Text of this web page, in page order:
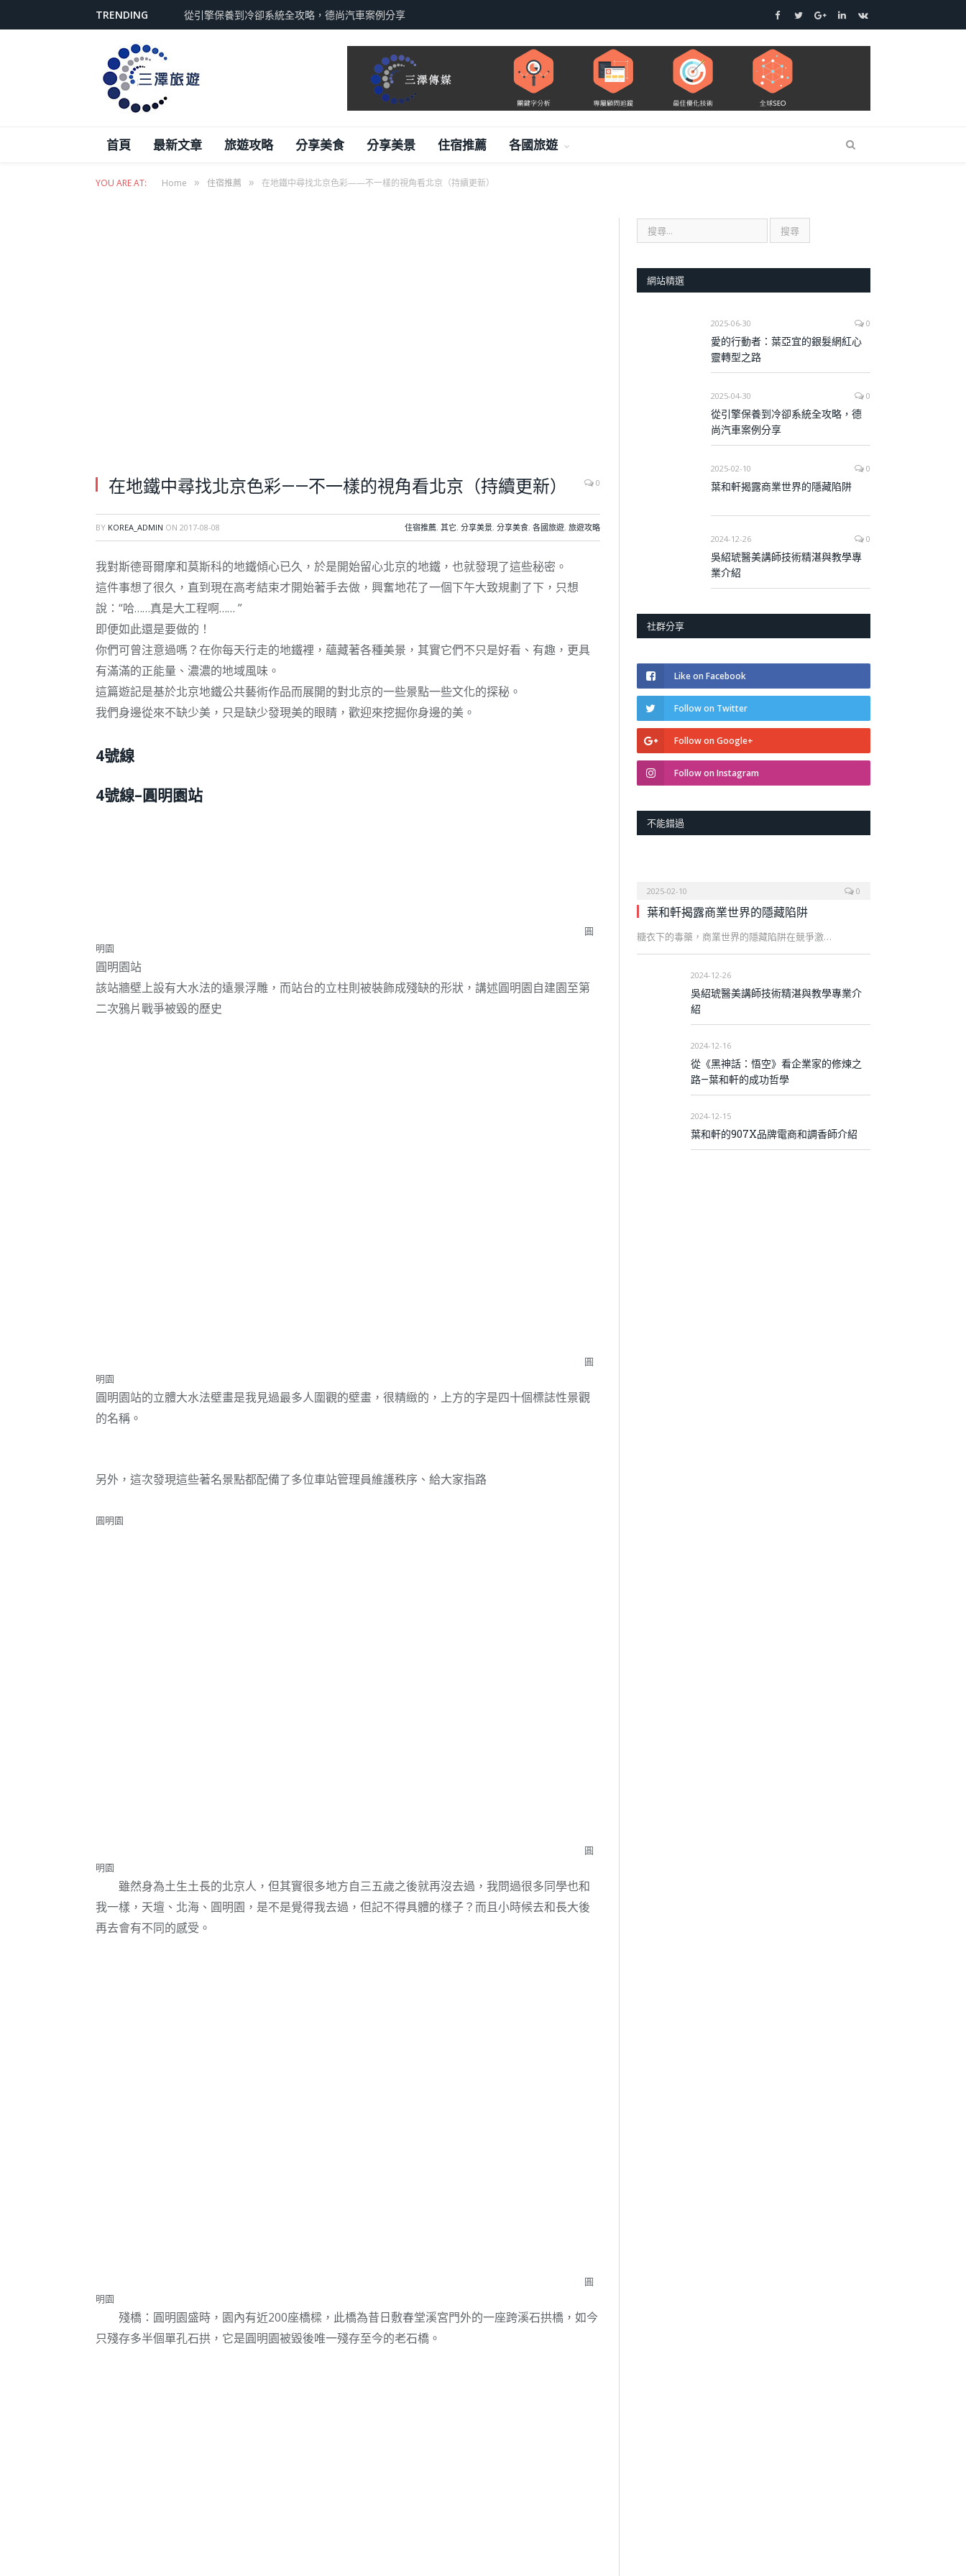
TRENDING 從引擎保養到冷卻系統全攻略，德尚汽車案例分享 Facebook
TwitterGoogle+LinkedIn
VK
首頁 最新文章 旅遊攻略 分享美食 分享美景 住宿推薦 各國旅遊
YOU ARE AT: Home » 住宿推薦 » 在地鐵中尋找北京色彩——不一樣的視角看北京（持續更新）
在地鐵中尋找北京色彩——不一樣的視角看北京（持續更新） 0
BY KOREA_ADMIN ON 2017-08-08 住宿推薦, 其它, 分享美景, 分享美食, 各國旅遊, 旅遊攻略
我對斯德哥爾摩和莫斯科的地鐵傾心已久，於是開始留心北京的地鐵，也就發現了這些秘密。
這件事想了很久，直到現在高考結束才開始著手去做，興奮地花了一個下午大致規劃了下，只想
說：“哈……真是大工程啊…… ”
即便如此還是要做的！
你們可曾注意過嗎？在你每天行走的地鐵裡，蘊藏著各種美景，其實它們不只是好看、有趣，更具
有滿滿的正能量、濃濃的地域風味。
這篇遊記是基於北京地鐵公共藝術作品而展開的對北京的一些景點一些文化的探秘。
我們身邊從來不缺少美，只是缺少發現美的眼睛，歡迎來挖掘你身邊的美。
4號線
4號線–圓明園站
圓
明園
圓明園站
該站牆壁上設有大水法的遠景浮雕，而站台的立柱則被裝飾成殘缺的形狀，講述圓明園自建園至第
二次鴉片戰爭被毀的歷史
圓
明園
圓明園站的立體大水法壁畫是我見過最多人圍觀的壁畫，很精緻的，上方的字是四十個標誌性景觀
的名稱。
另外，這次發現這些著名景點都配備了多位車站管理員維護秩序、給大家指路
圓明園
圓
明園
雖然身為土生土長的北京人，但其實很多地方自三五歲之後就再沒去過，我問過很多同學也和
我一樣，天壇、北海、圓明園，是不是覺得我去過，但記不得具體的樣子？而且小時候去和長大後
再去會有不同的感受。
圓
明園
殘橋：圓明園盛時，園內有近200座橋樑，此橋為昔日敷春堂溪宮門外的一座跨溪石拱橋，如今
只殘存多半個單孔石拱，它是圓明園被毀後唯一殘存至今的老石橋。
網站精選
2025-06-30 0
愛的行動者：葉亞宜的銀髮網紅心
靈轉型之路
2025-04-30 0
從引擎保養到冷卻系統全攻略，德
尚汽車案例分享
2025-02-10 0
葉和軒揭露商業世界的隱藏陷阱
2024-12-26 0
吳紹琥醫美講師技術精湛與教學專
業介紹
社群分享
Like on Facebook
Follow on Twitter
Follow on Google+
Follow on Instagram
不能錯過
2025-02-10 0
葉和軒揭露商業世界的隱藏陷阱
糖衣下的毒藥，商業世界的隱藏陷阱在競爭激…
2024-12-26
吳紹琥醫美講師技術精湛與教學專業介
紹
2024-12-16
從《黑神話：悟空》看企業家的修煉之
路—葉和軒的成功哲學
2024-12-15
葉和軒的907X品牌電商和調香師介紹